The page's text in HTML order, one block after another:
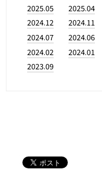
2025.05
2025.04
2024.12
2024.11
2024.07
2024.06
2024.02
2024.01
2023.09